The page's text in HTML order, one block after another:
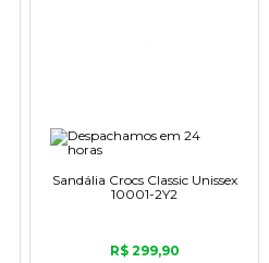
Sandália Crocs Classic Unissex
10001-2Y2
R$ 299,90